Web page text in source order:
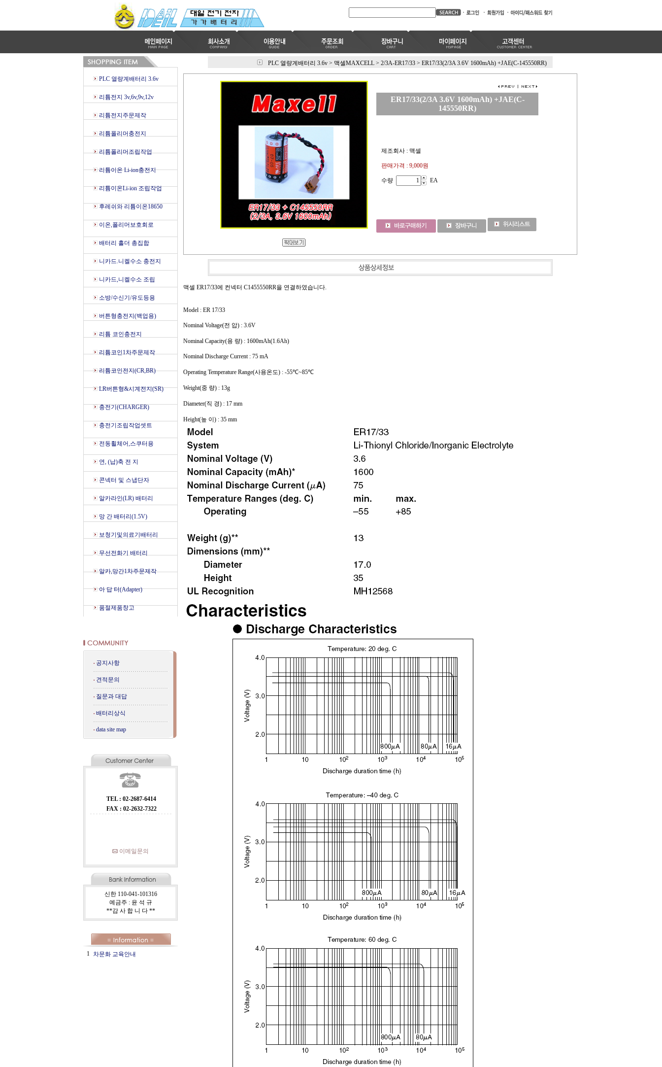
PLC 열량계배터리 3.6v
리튬전지 3v,6v,9v,12v
리튬전지주문제작
리튬폴리머충전지
리튬폴리머조립작업
리튬이온 Li-ion충전지
리튬이온Li-ion 조립작업
후레쉬와 리튬이온18650
이온,폴리머보호회로
배터리 홀더 총집합
니카드.니켈수소 충전지
니카드,니켈수소 조립
소방/수신기/유도등용
버튼형충전지(백업용)
리튬 코인충전지
리튬코인1차주문제작
리튬코인전지(CR,BR)
LR버튼형&시계전지(SR)
충전기(CHARGER)
충전기조립작업셋트
전동휠체어,스쿠터용
연, (납)축 전 지
콘넥터 및 스냅단자
알카라인(LR) 배터리
망 간 배터리(1.5V)
보청기및의료기배터리
무선전화기 배터리
알카,망간1차주문제작
아 답 터(Adapter)
품절제품창고
공지사항
견적문의
질문과 대답
배터리상식
data site map
TEL : 02-2687-6414
FAX : 02-2632-7322
이메일문의
신한 110-041-101316
예금주 : 윤 석 규
**감 사 합 니 다 **
1 차문화 교육안내
PLC 열량계배터리 3.6v > 맥셀MAXCELL > 2/3A-ER17/33 > ER17/33(2/3A 3.6V 1600mAh) +JAE(C-145550RR)
ER17/33(2/3A 3.6V 1600mAh) +JAE(C-
145550RR)
제조회사 : 맥셀
판매가격 : 9,000원
수량 EA
맥셀 ER17/33에 컨넥터 C1455550RR을 연결하였습니다.
Model : ER 17/33
Nominal Voltage(전 압) : 3.6V
Nominal Capacity(용 량) : 1600mAh(1.6Ah)
Nominal Discharge Current : 75 mA
Operating Temperature Range(사용온도) : -55℃~85℃
Weight(중 량) : 13g
Diameter(직 경) : 17 mm
Height(높 이) : 35 mm